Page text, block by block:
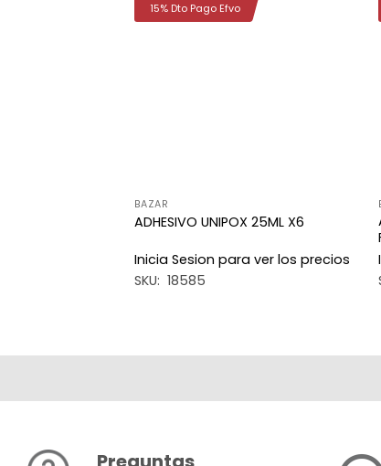
BAZAR
ADHESIVO UNIPOX 25ML X6
Inicia Sesion para ver los precios
SKU: 18585
15% Dto Pago Efvo